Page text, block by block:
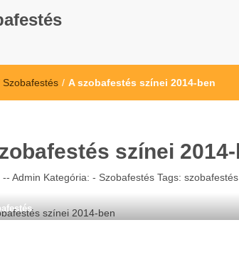
Szobafestés / A szobafestés színei 2014-ben
színei
-- Admin Kategória: - Szobafestés Tags: szobafestés